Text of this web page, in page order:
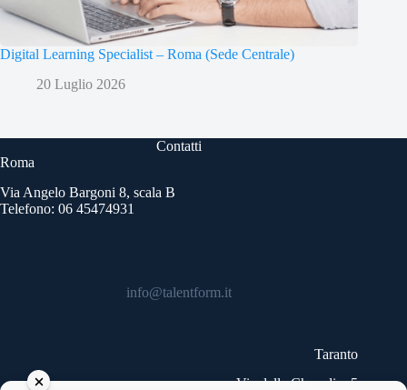
Digital Learning Specialist – Roma (Sede Centrale)
20 Luglio 2026
Contatti
Roma
Via Angelo Bargoni 8, scala B
Telefono: 06 45474931
info@talentform.it
Taranto
Via delle Cheradi n.5